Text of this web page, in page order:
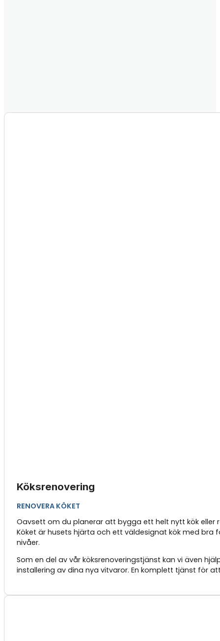
Köksrenovering
RENOVERA KÖKET
Oavsett om du planerar att bygga ett helt nytt kök eller
Köket är husets hjärta och ett väldesignat kök med
nivåer.
Som en del av vår köksrenoveringstjänst kan vi även
installering av dina nya vitvaror. En komplett tjänst för